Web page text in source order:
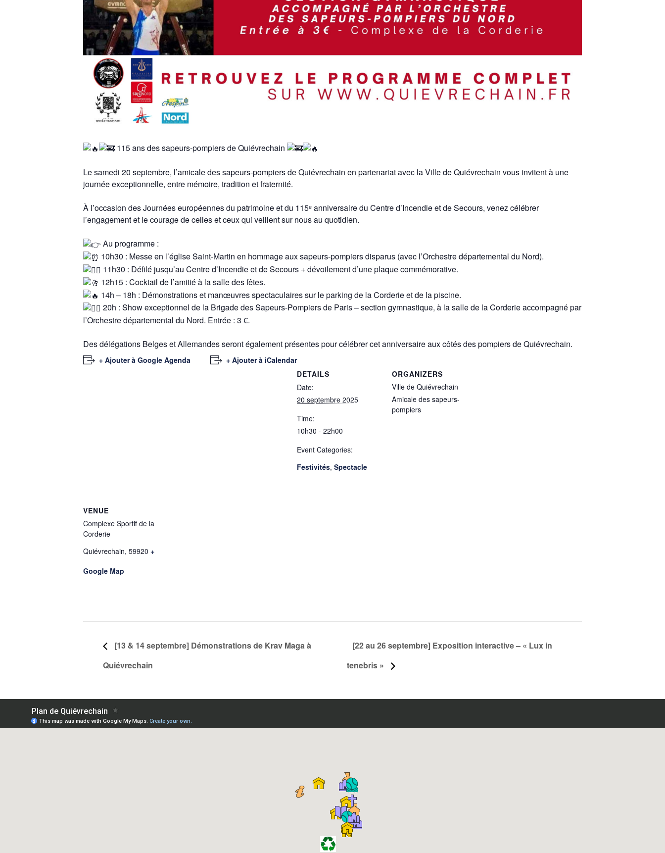
115 ans des sapeurs-pompiers de Quiévrechain
Le samedi 20 septembre, l’amicale des sapeurs-pompiers de Quiévrechain en partenariat avec la Ville de Quiévrechain vous invitent à une
journée exceptionnelle, entre mémoire, tradition et fraternité.
À l’occasion des Journées européennes du patrimoine et du 115ᵉ anniversaire du Centre d’Incendie et de Secours, venez célébrer
l’engagement et le courage de celles et ceux qui veillent sur nous au quotidien.
Au programme :
10h30 : Messe en l’église Saint-Martin en hommage aux sapeurs-pompiers disparus (avec l’Orchestre départemental du Nord).
11h30 : Défilé jusqu’au Centre d’Incendie et de Secours + dévoilement d’une plaque commémorative.
12h15 : Cocktail de l’amitié à la salle des fêtes.
14h – 18h : Démonstrations et manœuvres spectaculaires sur le parking de la Corderie et de la piscine.
20h : Show exceptionnel de la Brigade des Sapeurs-Pompiers de Paris – section gymnastique, à la salle de la Corderie accompagné par
l’Orchestre départemental du Nord. Entrée : 3 €.
Des délégations Belges et Allemandes seront également présentes pour célébrer cet anniversaire aux côtés des pompiers de Quiévrechain.
+ Ajouter à Google Agenda
+ Ajouter à iCalendar
DETAILS
Date:
20 septembre 2025
Time:
10h30 - 22h00
Event Categories:
Festivités, Spectacle
ORGANIZERS
Ville de Quiévrechain
Amicale des sapeurs-
pompiers
VENUE
Complexe Sportif de la
Corderie
Quiévrechain, 59920 +
Google Map
[13 & 14 septembre] Démonstrations de Krav Maga à
Quiévrechain
[22 au 26 septembre] Exposition interactive – « Lux in
tenebris »